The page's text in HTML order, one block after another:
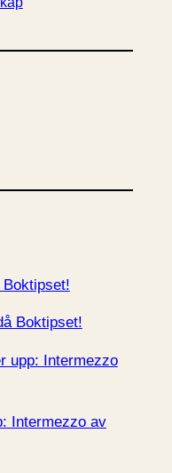
Boktipset!
Boktipset!
upp: Intermezzo
Intermezzo av